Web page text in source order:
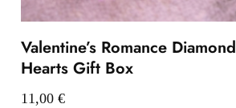
Valentine’s Romance Diamond
Hearts Gift Box
11,00 €